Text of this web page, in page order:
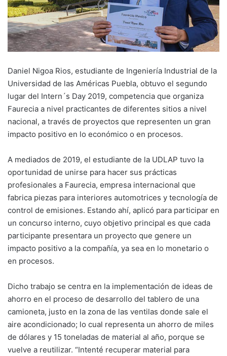
Daniel Nigoa Rios, estudiante de Ingeniería Industrial de la
Universidad de las Américas Puebla, obtuvo el segundo
lugar del Intern´s Day 2019, competencia que organiza
Faurecia a nivel practicantes de diferentes sitios a nivel
nacional, a través de proyectos que representen un gran
impacto positivo en lo económico o en procesos.
A mediados de 2019, el estudiante de la UDLAP tuvo la
oportunidad de unirse para hacer sus prácticas
profesionales a Faurecia, empresa internacional que
fabrica piezas para interiores automotrices y tecnología de
control de emisiones. Estando ahí, aplicó para participar en
un concurso interno, cuyo objetivo principal es que cada
participante presentara un proyecto que genere un
impacto positivo a la compañía, ya sea en lo monetario o
en procesos.
Dicho trabajo se centra en la implementación de ideas de
ahorro en el proceso de desarrollo del tablero de una
camioneta, justo en la zona de las ventilas donde sale el
aire acondicionado; lo cual representa un ahorro de miles
de dólares y 15 toneladas de material al año, porque se
vuelve a reutilizar. “Intenté recuperar material para